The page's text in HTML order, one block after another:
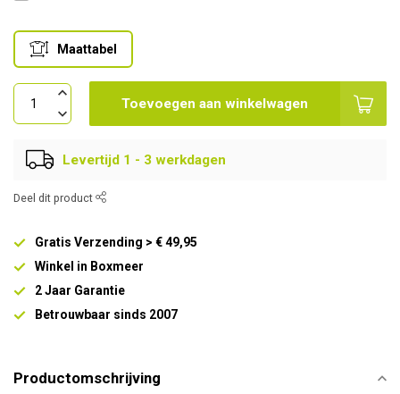
Maattabel
Toevoegen aan winkelwagen
Levertijd 1 - 3 werkdagen
Deel dit product
Gratis Verzending > € 49,95
Winkel in Boxmeer
2 Jaar Garantie
Betrouwbaar sinds 2007
Productomschrijving